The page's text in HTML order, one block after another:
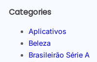
Categories
Aplicativos
Beleza
Brasileirão Série A